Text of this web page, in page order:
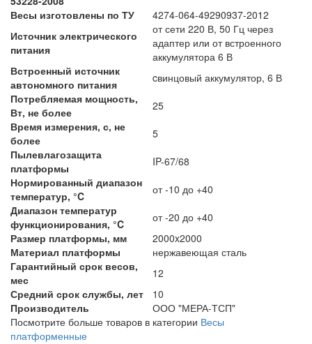
Весы изготовлены по ТУ
4274-064-49290937-2012
Источник электрического
питания
от сети 220 В, 50 Гц через
адаптер или от встроенного
аккумулятора 6 В
Встроенный источник
автономного питания
cвинцовый аккумулятор, 6 В
Потребляемая мощность,
Вт, не более
25
Время измерения, с, не
более
5
Пылевлагозащита
платформы
IP-67/68
Нормированный диапазон
температур, °C
от -10 до +40
Диапазон температур
функционирования, °C
от -20 до +40
Размер платформы, мм
2000x2000
Материал платформы
нержавеющая сталь
Гарантийный срок весов,
мес
12
Средний срок службы, лет
10
Производитель
ООО "МЕРА-ТСП"
Посмотрите больше товаров в категории Весы
платформенные